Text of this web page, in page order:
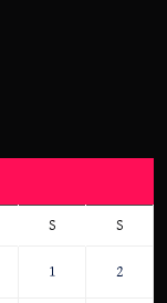
S S
1 2